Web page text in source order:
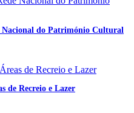
do Património Cultural
de Recreio e Lazer